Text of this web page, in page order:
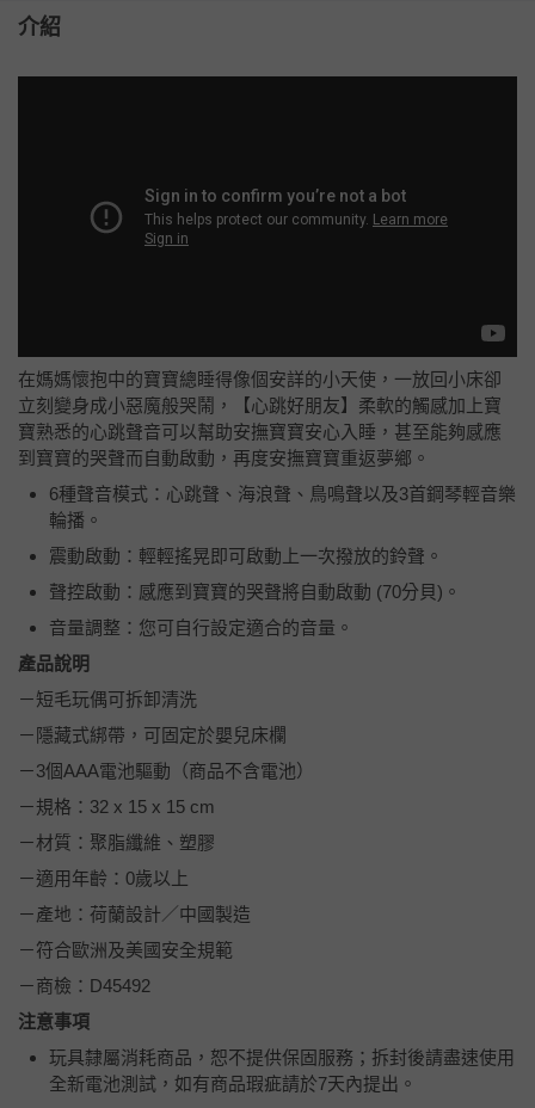
介紹
在媽媽懷抱中的寶寶總睡得像個安詳的小天使，一放回小床卻
立刻變身成小惡魔般哭鬧，【心跳好朋友】柔軟的觸感加上寶
寶熟悉的心跳聲音可以幫助安撫寶寶安心入睡，甚至能夠感應
到寶寶的哭聲而自動啟動，再度安撫寶寶重返夢鄉。
6種聲音模式：心跳聲、海浪聲、鳥鳴聲以及3首鋼琴輕音樂
輪播。
震動啟動：輕輕搖晃即可啟動上一次撥放的鈴聲。
聲控啟動：感應到寶寶的哭聲將自動啟動 (70分貝)。
音量調整：您可自行設定適合的音量。
產品說明
－短毛玩偶可拆卸清洗
－隱藏式綁帶，可固定於嬰兒床欄
－3個AAA電池驅動（商品不含電池）
－規格：32 x 15 x 15 cm
－材質：聚脂纖維、塑膠
－適用年齡：0歲以上
－產地：荷蘭設計／中國製造
－符合歐洲及美國安全規範
－商檢：D45492
注意事項
玩具隸屬消耗商品，恕不提供保固服務；拆封後請盡速使用
全新電池測試，如有商品瑕疵請於7天內提出。